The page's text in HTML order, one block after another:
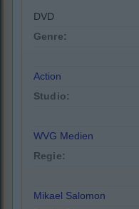
DVD
Genre:
Action
Studio:
WVG Medien
Regie:
Mikael Salomon